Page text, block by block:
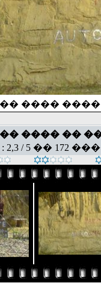
����
���� ��
/ 5 �� 172